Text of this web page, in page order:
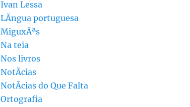
Ivan Lessa
LÃ­ngua portuguesa
MiguxÃªs
Na teia
Nos livros
NotÃ­cias
NotÃ­cias do Que Falta
Ortografia